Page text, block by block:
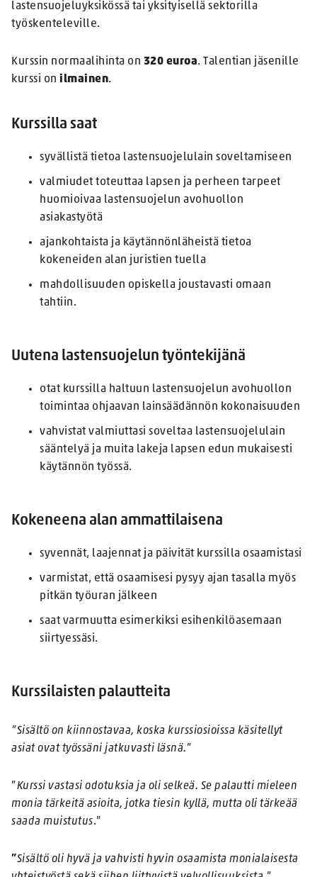
lastensuojeluyksikössä tai yksityisellä sektorilla
työskenteleville.
Kurssin normaalihinta on 320 euroa. Talentian jäsenille
kurssi on ilmainen.
Kurssilla saat
syvällistä tietoa lastensuojelulain soveltamiseen
valmiudet toteuttaa lapsen ja perheen tarpeet
huomioivaa lastensuojelun avohuollon
asiakastyötä
ajankohtaista ja käytännönläheistä tietoa
kokeneiden alan juristien tuella
mahdollisuuden opiskella joustavasti omaan
tahtiin.
Uutena lastensuojelun työntekijänä
otat kurssilla haltuun lastensuojelun avohuollon
toimintaa ohjaavan lainsäädännön kokonaisuuden
vahvistat valmiuttasi soveltaa lastensuojelulain
sääntelyä ja muita lakeja lapsen edun mukaisesti
käytännön työssä.
Kokeneena alan ammattilaisena
syvennät, laajennat ja päivität kurssilla osaamistasi
varmistat, että osaamisesi pysyy ajan tasalla myös
pitkän työuran jälkeen
saat varmuutta esimerkiksi esihenkilöasemaan
siirtyessäsi.
Kurssilaisten palautteita
”Sisältö on kiinnostavaa, koska kurssiosioissa käsitellyt
asiat ovat työssäni jatkuvasti läsnä.”
”Kurssi vastasi odotuksia ja oli selkeä. Se palautti mieleen
monia tärkeitä asioita, jotka tiesin kyllä, mutta oli tärkeää
saada muistutus.”
”Sisältö oli hyvä ja vahvisti hyvin osaamista monialaisesta